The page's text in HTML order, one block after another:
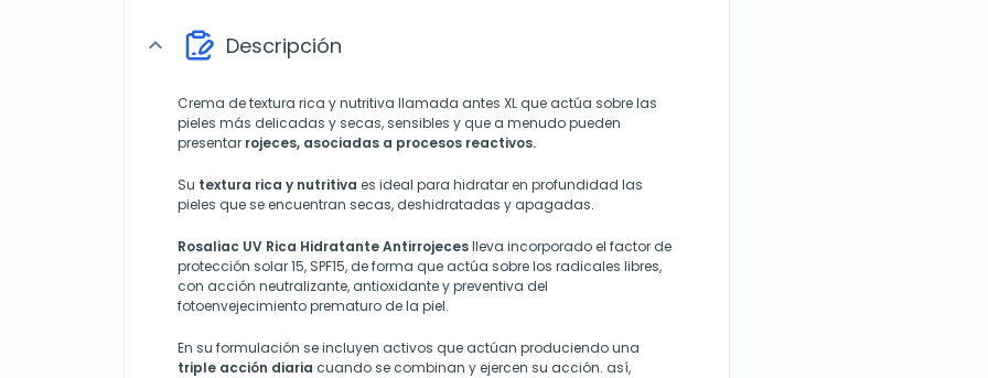
expand_more Descripción
Crema de textura rica y nutritiva llamada antes XL que actúa sobre las
pieles más delicadas y secas, sensibles y que a menudo pueden
presentar rojeces, asociadas a procesos reactivos.
Su textura rica y nutritiva es ideal para hidratar en profundidad las
pieles que se encuentran secas, deshidratadas y apagadas.
Rosaliac UV Rica Hidratante Antirrojeceslleva incorporado el factor de
protección solar 15, SPF15, de forma que actúa sobre los radicales libres,
con acción neutralizante, antioxidante y preventiva del
fotoenvejecimiento prematuro de la piel.
En su formulación se incluyen activos que actúan produciendo una
triple acción diaria cuando se combinan y ejercen su acción. así,